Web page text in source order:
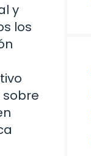
y
los